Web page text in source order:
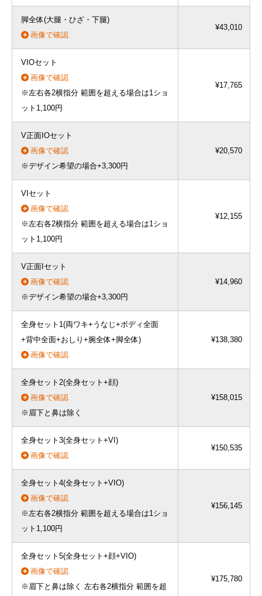
脚全体(大腿・ひざ・下腿)
画像で確認
¥43,010
VIOセット
画像で確認
※左右各2横指分 範囲を超える場合は1ショ
ット1,100円
¥17,765
V正面IOセット
画像で確認
※デザイン希望の場合+3,300円
¥20,570
VIセット
画像で確認
※左右各2横指分 範囲を超える場合は1ショ
ット1,100円
¥12,155
V正面Iセット
画像で確認
※デザイン希望の場合+3,300円
¥14,960
全身セット1(両ワキ+うなじ+ボディ全面
+背中全面+おしり+腕全体+脚全体)
画像で確認
¥138,380
全身セット2(全身セット+顔)
画像で確認
※眉下と鼻は除く
¥158,015
全身セット3(全身セット+VI)
画像で確認
¥150,535
全身セット4(全身セット+VIO)
画像で確認
※左右各2横指分 範囲を超える場合は1ショ
ット1,100円
¥156,145
全身セット5(全身セット+顔+VIO)
画像で確認
※眉下と鼻は除く 左右各2横指分 範囲を超
¥175,780